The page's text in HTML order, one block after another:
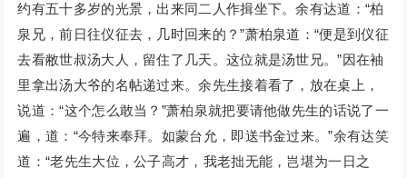
约有五十多岁的光景，出来同二人作揖坐下。余有达道：“柏
泉兄，前日往仪征去，几时回来的？”萧柏泉道：“便是到仪征
去看敝世叔汤大人，留住了几天。这位就是汤世兄。”因在袖
里拿出汤大爷的名帖递过来。余先生接着看了，放在桌上，
说道：“这个怎么敢当？”萧柏泉就把要请他做先生的话说了一
遍，道：“今特来奉拜。如蒙台允，即送书金过来。”余有达笑
道：“老先生大位，公子高才，我老拙无能，岂堪为一日之